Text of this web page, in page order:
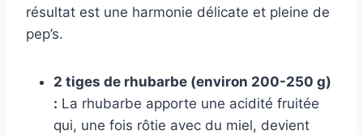
résultat est une harmonie délicate et pleine de
pep’s.
2 tiges de rhubarbe (environ 200-250 g)
: La rhubarbe apporte une acidité fruitée
qui, une fois rôtie avec du miel, devient